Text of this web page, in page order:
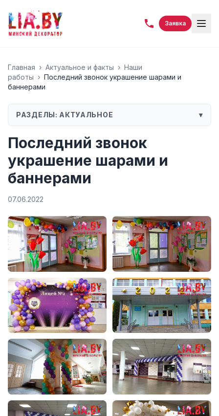
Заявка
Главная › Актуальное и факты › Наши
работы › Последний звонок украшение шарами и
баннерами
РАЗДЕЛЫ: АКТУАЛЬНОЕ ▾
Последний звонок
украшение шарами и
баннерами
07.06.2022